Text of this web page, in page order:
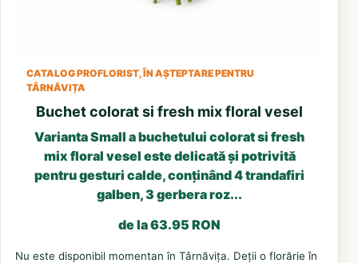
CATALOG PROFLORIST, ÎN AȘTEPTARE PENTRU
TÂRNĂVIȚA
Buchet colorat si fresh mix floral vesel
Varianta Small a buchetului colorat si fresh
mix floral vesel este delicată și potrivită
pentru gesturi calde, conținând 4 trandafiri
galben, 3 gerbera roz...
de la 63.95 RON
Nu este disponibil momentan în Târnăvița. Deții o florărie în